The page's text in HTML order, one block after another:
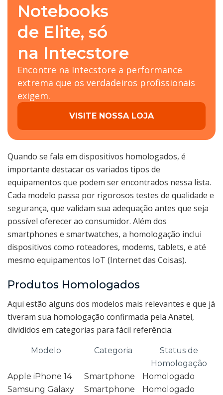
Notebooks
de Elite, só
na Intecstore
Encontre na Intecstore a performance
extrema que os verdadeiros profissionais
exigem.
VISITE NOSSA LOJA
Quando se fala em dispositivos homologados, é
importante destacar os variados tipos de
equipamentos que podem ser encontrados nessa lista.
Cada modelo passa por rigorosos testes de qualidade e
segurança, que validam sua adequação antes que seja
possível oferecer ao consumidor. Além dos
smartphones e smartwatches, a homologação inclui
dispositivos como roteadores, modems, tablets, e até
mesmo equipamentos IoT (Internet das Coisas).
Produtos Homologados
Aqui estão alguns dos modelos mais relevantes e que já
tiveram sua homologação confirmada pela Anatel,
divididos em categorias para fácil referência:
Modelo Categoria
Status de
Homologação
Apple iPhone 14
Smartphone
Homologado
Samsung Galaxy
Smartphone Homologado